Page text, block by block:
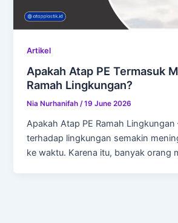
Artikel
Apakah Atap PE Termasuk
Ramah Lingkungan?
Nia Nurhanifah/19 June 2026
Apakah Atap PE Ramah Lingkungan
terhadap lingkungan semakin
ke waktu. Karena itu, banyak orang